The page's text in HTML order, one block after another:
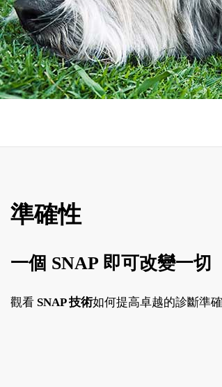
準確性
一個 SNAP 即可改變一切
觀看 SNAP 技術如何提高卓越的診斷準